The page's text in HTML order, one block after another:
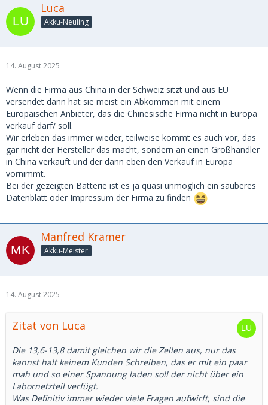
Luca
Akku-Neuling
14. August 2025
Wenn die Firma aus China in der Schweiz sitzt und aus EU
versendet dann hat sie meist ein Abkommen mit einem
Europäischen Anbieter, das die Chinesische Firma nicht in Europa
verkauf darf/ soll.
Wir erleben das immer wieder, teilweise kommt es auch vor, das
gar nicht der Hersteller das macht, sondern an einen Großhändler
in China verkauft und der dann eben den Verkauf in Europa
vornimmt.
Bei der gezeigten Batterie ist es ja quasi unmöglich ein sauberes
Datenblatt oder Impressum der Firma zu finden
Manfred Kramer
Akku-Meister
14. August 2025
Zitat von Luca
Die 13,6-13,8 damit gleichen wir die Zellen aus, nur das
kannst halt keinem Kunden Schreiben, das er mit ein paar
mah und so einer Spannung laden soll der nicht über ein
Labornetzteil verfügt.
Was Definitiv immer wieder viele Fragen aufwirft, sind die